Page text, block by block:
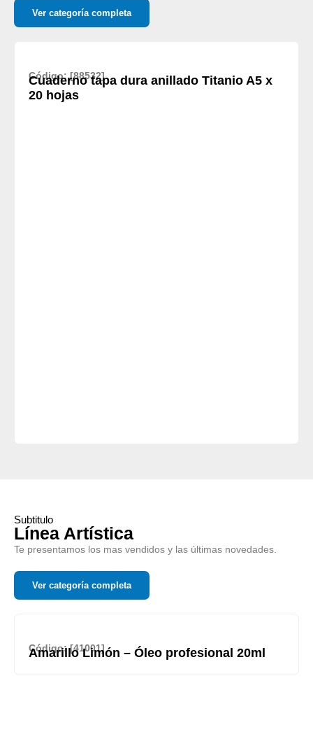
Ver categoría completa
Código: [88532]
Cuaderno tapa dura anillado Titanio A5 x
20 hojas
Subtitulo
Línea Artística
Te presentamos los mas vendidos y las últimas novedades.
Ver categoría completa
Código: [41001]
Amarillo Limón – Óleo profesional 20ml